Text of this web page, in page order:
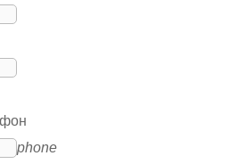
phone